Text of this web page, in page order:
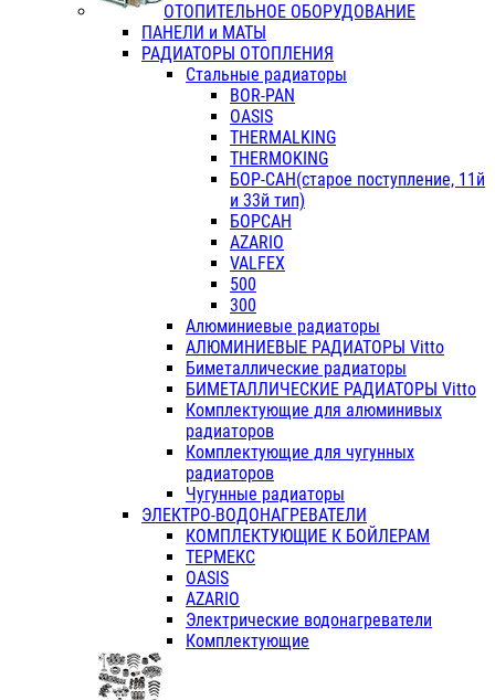
ОТОПИТЕЛЬНОЕ ОБОРУДОВАНИЕ
ПАНЕЛИ и МАТЫ
РАДИАТОРЫ ОТОПЛЕНИЯ
Стальные радиаторы
BOR-PAN
OASIS
THERMALKING
THERMOKING
БОР-САН(старое поступление, 11й
и 33й тип)
БОРСАН
AZARIO
VALFEX
500
300
Алюминиевые радиаторы
АЛЮМИНИЕВЫЕ РАДИАТОРЫ Vitto
Биметаллические радиаторы
БИМЕТАЛЛИЧЕСКИЕ РАДИАТОРЫ Vitto
Комплектующие для алюминивых
радиаторов
Комплектующие для чугунных
радиаторов
Чугунные радиаторы
ЭЛЕКТРО-ВОДОНАГРЕВАТЕЛИ
КОМПЛЕКТУЮЩИЕ К БОЙЛЕРАМ
ТЕРМЕКС
OASIS
AZARIO
Электрические водонагреватели
Комплектующие